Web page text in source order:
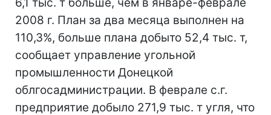
2008 г. План за два месяца выполнен на
110,3%, больше плана добыто 52,4 тыс. т,
сообщает управление угольной
промышленности Донецкой
облгосадминистрации. В феврале с.г.
предприятие добыло 271,9 тыс. т угля, что